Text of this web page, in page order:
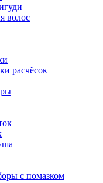
волос
расчёсок
с помазком